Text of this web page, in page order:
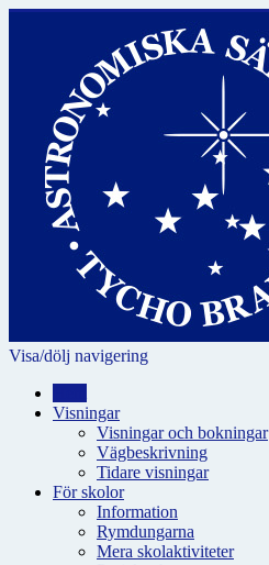
Visa/dölj navigering
Visningar
Visningar och bokningar
Vägbeskrivning
Tidare visningar
För skolor
Information
Rymdungarna
Mera skolaktiviteter